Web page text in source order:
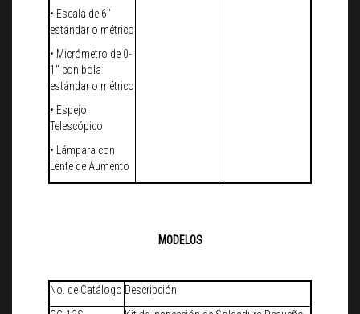
• Escala de 6"
estándar o métrico
• Micrómetro de 0-
1" con bola
estándar o métrico
• Espejo
Telescópico
• Lámpara con
Lente de Aumento
MODELOS
No. de Catálogo Descripción